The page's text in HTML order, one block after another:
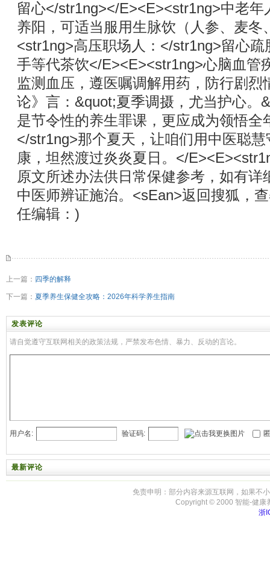
留心</str1ng></E><E><str1ng>中老
养阳，可适当服用生脉饮（人参、麦冬
<str1ng>高压职场人：</str1ng>留心
手等代茶饮</E><E><str1ng>心脑血管
监测血压，遵医嘱调解用药，防行剧烈
论》言：&quot;夏季调摄，尤当护心。
是节令性的养生罪课，更应成为领悟全
</str1ng>那个夏天，让咱们用中医聪
康，坦然渡过炎炎夏日。</
原文所述办法供日常保健参考，如有详
中医师辨证施治。<sEan>返回搜狐，
任编辑：)
上一篇： 四季的解释
下一篇： 夏季养生保健全攻略：2026年科学养生指南
发表评论
请自觉遵守互联网相关的政策法规，严禁发布色情、暴力、反动的言论。
用户名: 验证码:
最新评论
免责申明：部分内容来源互联网，如果不
Copyright © 2000 智能-健康
浙